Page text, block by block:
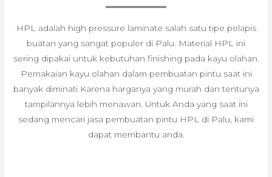
HPL adalah high pressure laminate salah satu tipe pelapis
buatan yang sangat populer di Palu. Material HPL ini
sering dipakai untuk kebutuhan finishing pada kayu olahan.
Pemakaian kayu olahan dalam pembuatan pintu saat ini
banyak diminati Karena harganya yang murah dan tentunya
tampilannya lebih menawan. Untuk Anda yang saat ini
sedang mencari jasa pembuatan pintu HPL di Palu, kami
dapat membantu anda.